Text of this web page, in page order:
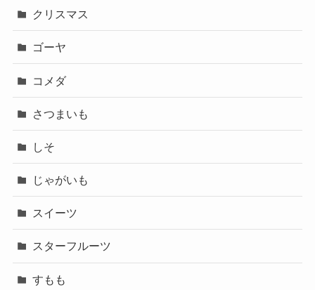
クリスマス
ゴーヤ
コメダ
さつまいも
しそ
じゃがいも
スイーツ
スターフルーツ
すもも